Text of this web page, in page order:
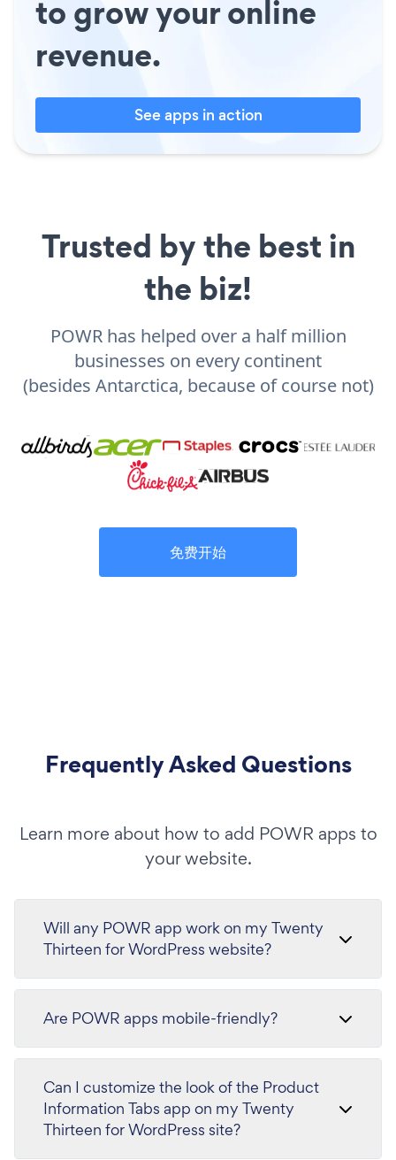
to grow your online
revenue.
See apps in action
Trusted by the best in
the biz!
POWR has helped over a half million
businesses on every continent
(besides Antarctica, because of course not)
免费开始
Frequently Asked Questions
Learn more about how to add POWR apps to
your website.
Will any POWR app work on my Twenty
Thirteen for WordPress website?
Are POWR apps mobile-friendly?
Can I customize the look of the Product
Information Tabs app on my Twenty
Thirteen for WordPress site?